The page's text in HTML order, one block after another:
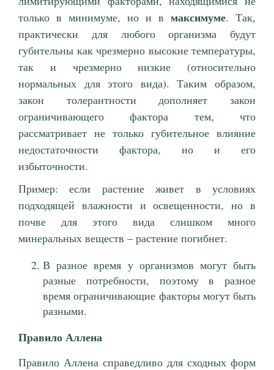
только в минимуме, но и в максимуме. Так,
практически для любого организма будут
губительны как чрезмерно высокие температуры,
так и чрезмерно низкие (относительно
нормальных для этого вида). Таким образом,
закон толерантности дополняет закон
ограничивающего фактора тем, что
рассматривает не только губительное влияние
недостаточности фактора, но и его
избыточности.
Пример: если растение живет в условиях
подходящей влажности и освещенности, но в
почве для этого вида слишком много
минеральных веществ – растение погибнет.
В разное время у организмов могут быть
разные потребности, поэтому в разное
время ограничивающие факторы могут быть
разными.
Правило Аллена
Правило Аллена справедливо для сходных форм